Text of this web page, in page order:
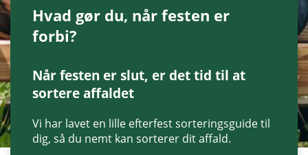
Hvad gør du, når festen er
forbi?
Når festen er slut, er det tid til at
sortere affaldet
Vi har lavet en lille efterfest sorteringsguide til
dig, så du nemt kan sorterer dit affald.